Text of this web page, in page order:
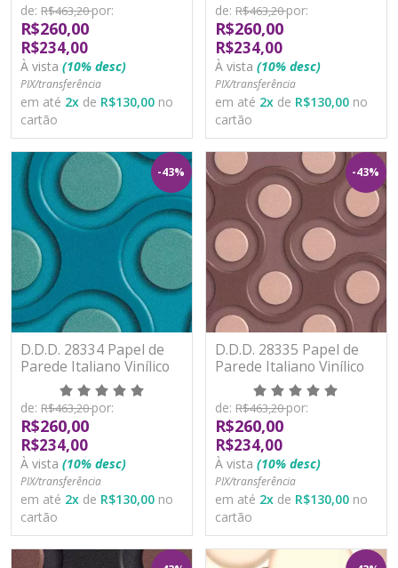
de: R$463,20por:
R$260,00
R$234,00
À vista (10% desc)
PIX/transferência
em até 2x de R$130,00 no
cartão
de: R$463,20por:
R$260,00
R$234,00
À vista (10% desc)
PIX/transferência
em até 2x de R$130,00 no
cartão
-43%
D.D.D. 28334 Papel de
Parede Italiano Vinílico
Lavável
de: R$463,20por:
R$260,00
R$234,00
À vista (10% desc)
PIX/transferência
em até 2x de R$130,00 no
cartão
-43%
D.D.D. 28335 Papel de
Parede Italiano Vinílico
Lavável
de: R$463,20por:
R$260,00
R$234,00
À vista (10% desc)
PIX/transferência
em até 2x de R$130,00 no
cartão